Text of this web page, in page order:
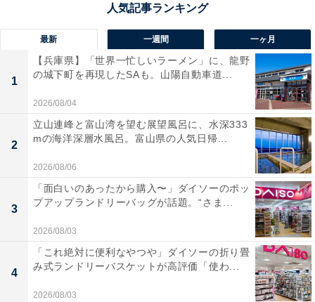
バラ売り不可でなければ、コメントから連絡をし
てみる
「バラ売り不可」でないならば、単品でも販売してくれ
るかもしれません。コメントを通して、欲しい商品や希
望の価格を伝えましょう。
最新 一週間 一ヶ月
1
【兵庫県】「世界一忙しいラーメン」に、龍野
の城下町を再現したSAも。山陽自動車道...
2026/08/04
2
立山連峰と富山湾を望む展望風呂に、水深333
mの海洋深層水風呂。富山県の人気日帰...
2026/08/06
3
「面白いのあったから購入〜」ダイソーのポッ
プアップランドリーバッグが話題。“さま...
2026/08/03
4
「これ絶対に便利なやつや」ダイソーの折り畳
み式ランドリーバスケットが高評価「使わ...
2026/08/03